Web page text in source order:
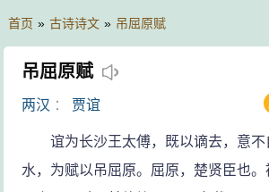
首页 » 古诗诗文 » 吊屈原赋
吊屈原赋
两汉 ： 贾谊
谊为长沙王太傅，既以谪去，意不
水，为赋以吊屈原。屈原，楚贤臣也